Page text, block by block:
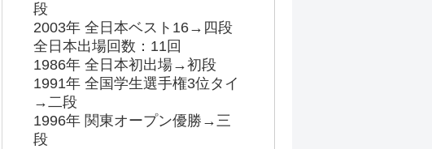
段
2003年 全日本ベスト16→四段
全日本出場回数：11回
1986年 全日本初出場→初段
1991年 全国学生選手権3位タイ
→二段
1996年 関東オープン優勝→三
段